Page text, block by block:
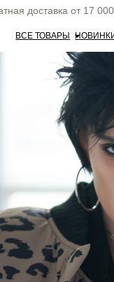
доставка от 17 000 ₽
ВСЕ ТОВАРЫ НОВИНКИ